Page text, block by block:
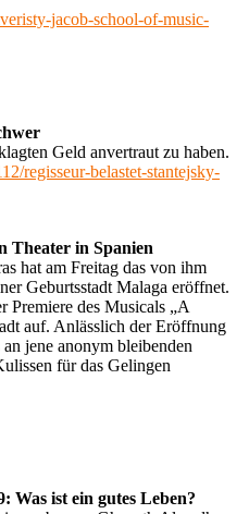
jacob-school-of-music-
Geld anvertraut zu haben.
regisseur-belastet-stantejsky-
Theater in Spanien
hat am Freitag das von ihm
Geburtsstadt Malaga eröffnet.
Premiere des Musicals „A
auf. Anlässlich der Eröffnung
jene anonym bleibenden
für das Gelingen
Was ist ein gutes Leben?